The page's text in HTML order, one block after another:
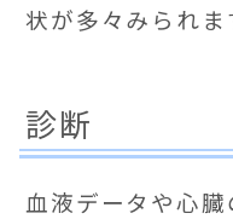
状が多々みられま
診断
血液データや心